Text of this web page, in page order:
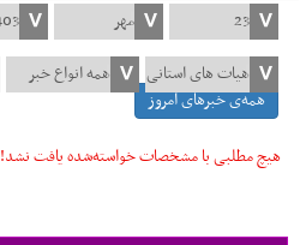
همه‌ی خبرهای امروز
هیچ مطلبی با مشخصات خواسته‌شده یافت نشد!